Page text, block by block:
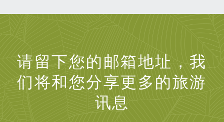
请留下您的邮箱地址，我
们将和您分享更多的旅游
讯息